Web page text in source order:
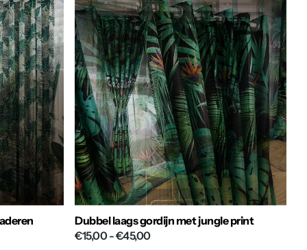
Dubbel laags gordijn met jungle print
€15,00- €45,00